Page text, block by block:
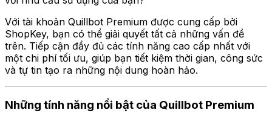
Với tài khoản Quillbot Premium được cung cấp bởi
ShopKey, bạn có thể giải quyết tất cả những vấn đề
trên. Tiếp cận đầy đủ các tính năng cao cấp nhất với
một chi phí tối ưu, giúp bạn tiết kiệm thời gian, công sức
và tự tin tạo ra những nội dung hoàn hảo.
Những tính năng nổi bật của Quillbot Premium